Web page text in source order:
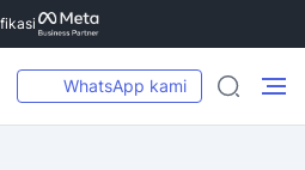
WhatsApp kami